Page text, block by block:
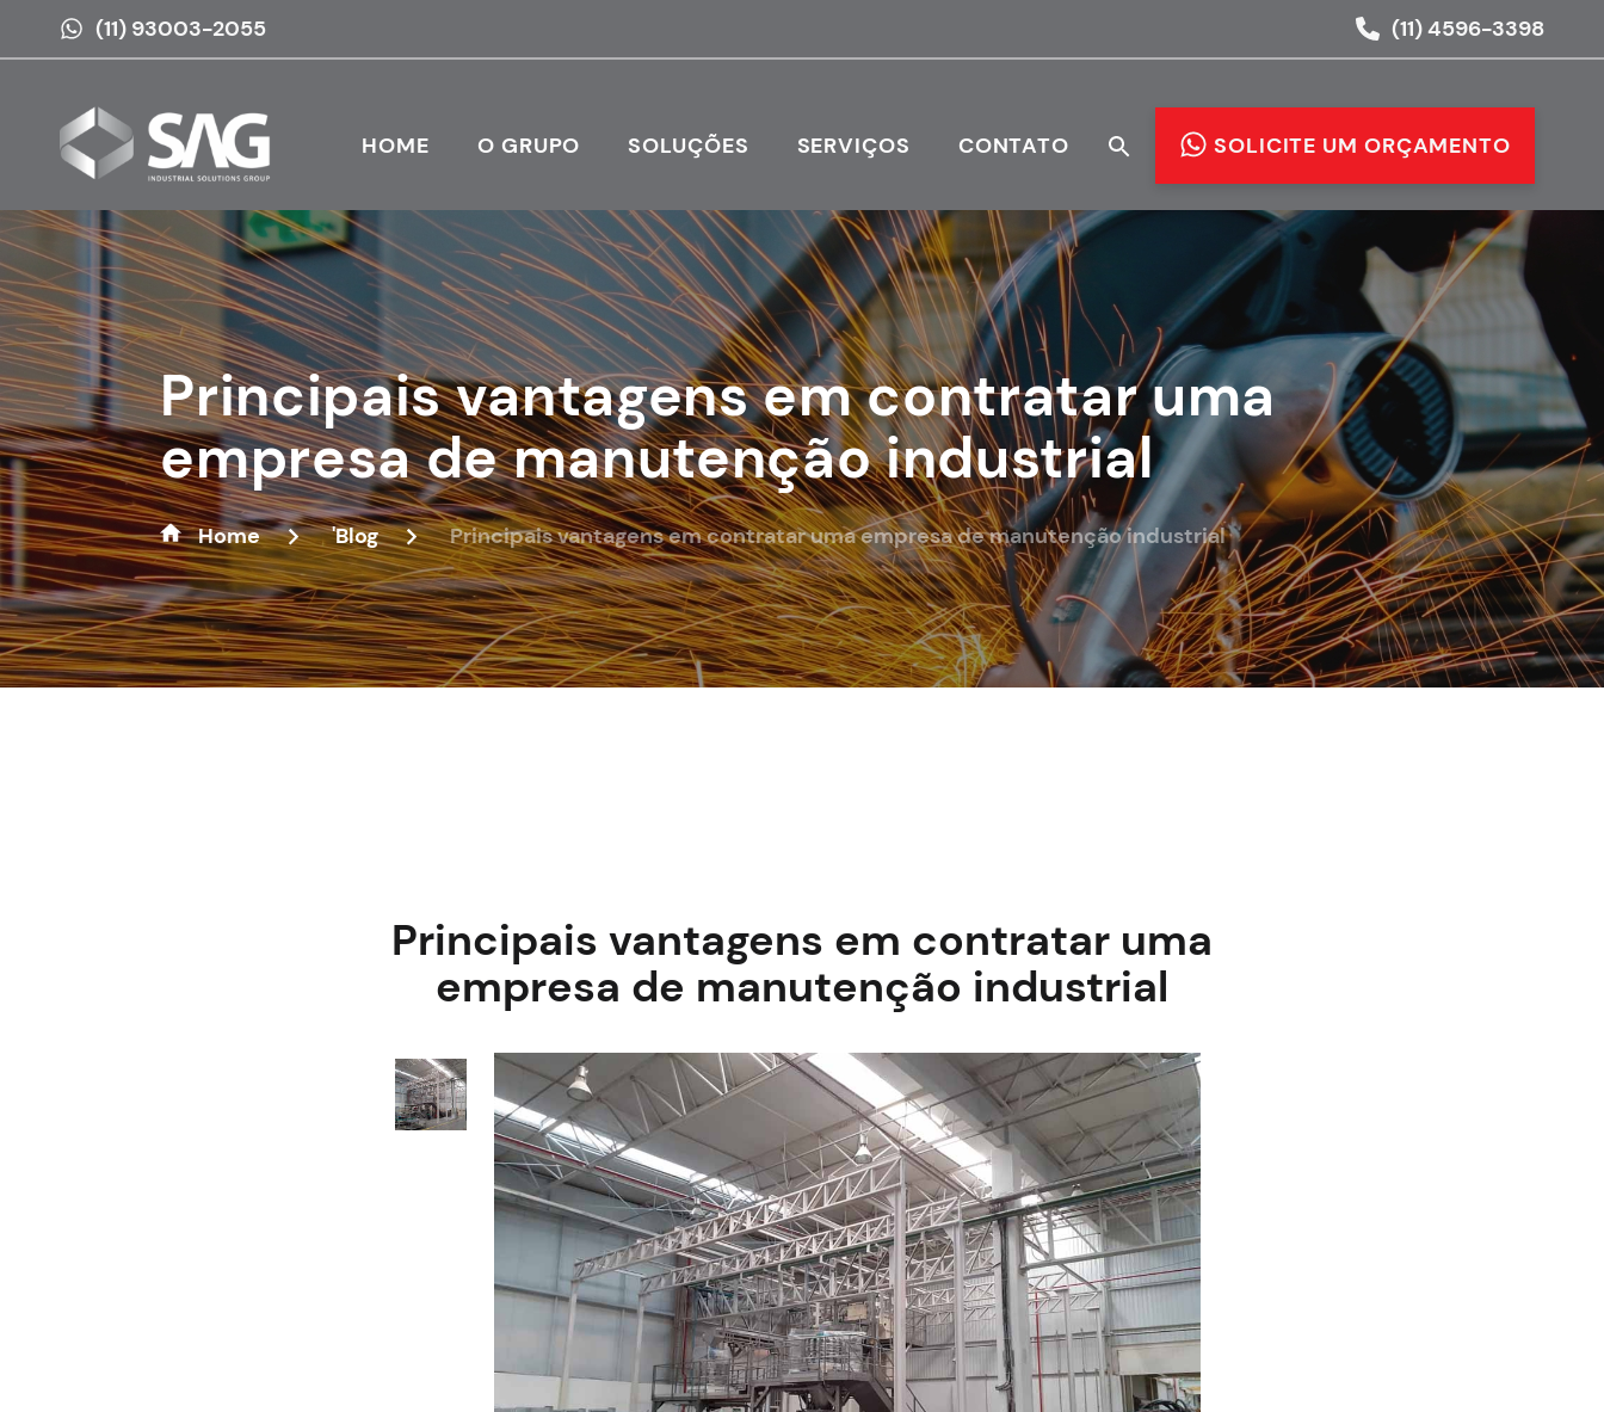
(11) 93003-2055 (11) 4596-3398
HOME O GRUPO SOLUÇÕES SERVIÇOS CONTATO SOLICITE UM ORÇAMENTO
Principais vantagens em contratar uma
empresa de manutenção industrial
Home 'Blog Principais vantagens em contratar uma empresa de manutenção industrial
Principais vantagens em contratar uma
empresa de manutenção industrial